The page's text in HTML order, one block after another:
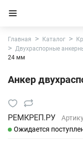
Главная Каталог
Двухраспорные
24 мм
Анкер
РЕМКРЕП.РУ
Ожидается